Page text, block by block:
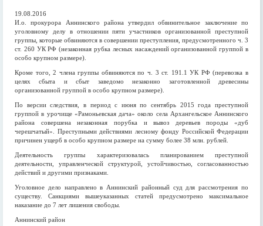
19.08.2016
И.о. прокурора Аннинского района утвердил обвинительное заключение по
уголовному делу в отношении пяти участников организованной преступной
группы, которые обвиняются в совершении преступления, предусмотренного ч. 3
ст. 260 УК РФ (незаконная рубка лесных насаждений организованной группой в
особо крупном размере).
Кроме того, 2 члена группы обвиняются по ч. 3 ст. 191.1 УК РФ (перевозка в
целях сбыта и сбыт заведомо незаконно заготовленной древесины
организованной группой в особо крупном размере).
По версии следствия, в период с июня по сентябрь 2015 года преступной
группой в урочище «Рамоньевская дача» около села Архангельское Аннинского
района совершена незаконная порубка и вывоз деревьев породы «дуб
черешчатый». Преступными действиями лесному фонду Российской Федерации
причинен ущерб в особо крупном размере на сумму более 38 млн. рублей.
Деятельность группы характеризовалась планированием преступной
деятельности, управленческой структурой, устойчивостью, согласованностью
действий и другими признаками.
Уголовное дело направлено в Аннинский районный суд для рассмотрения по
существу. Санкциями вышеуказанных статей предусмотрено максимальное
наказание до 7 лет лишения свободы.
Аннинский район